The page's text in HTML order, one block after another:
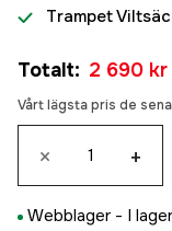
Trampet
Totalt: 2 690 kr
Vårt lägsta pris de
× +
Webblager - I lager